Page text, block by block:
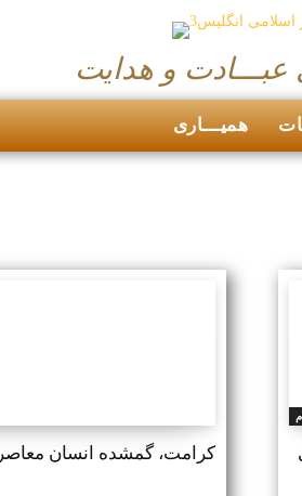
و هدایت
همیـــاری
کرامت، گمشده انسان معاصر